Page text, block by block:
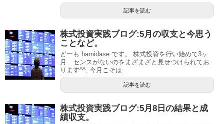
記事を読む
株式投資実践ブログ:5月の収支と今思う
ことなど。
どーも hamidase です。 株式投資を行い始めて3ヶ
月…センスがないのをまざまざと見せつけられてお
ります^^; 今月こそは...
記事を読む
株式投資実践ブログ:5月8日の結果と成
績収支。